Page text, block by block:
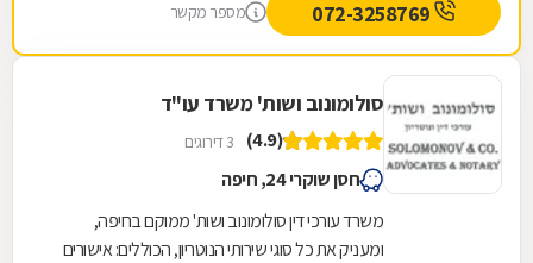
מספר מקשר
סולומונוב ושות' משרד עו"ד
(4.9) 3 דירוגים
חסן שוקרי 24, חיפה
משרד עורכי דין סולומונוב ושות' ממוקם בחיפה,
ומעניק את כל סוגי שירותי הנוטריון, הכוללים: אישורים